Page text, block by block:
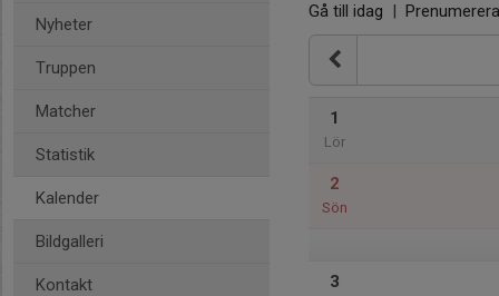
Nyheter
Truppen
Matcher
Statistik
Kalender
Bildgalleri
Kontakt
Gå till idag | Prenumerera
1
Lör
2
Sön
3